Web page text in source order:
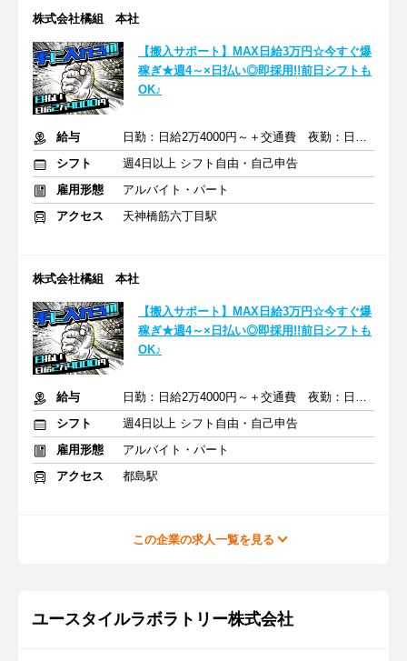
株式会社橘組 本社
【搬入サポート】MAX日給3万円☆今すぐ爆
稼ぎ★週4～×日払い◎即採用!!前日シフトも
OK♪
給与
日勤：日給2万4000円～＋交通費 夜勤：日給3万円～＋交通費
シフト
週4日以上 シフト自由・自己申告
雇用形態
アルバイト・パート
アクセス
天神橋筋六丁目駅
株式会社橘組 本社
【搬入サポート】MAX日給3万円☆今すぐ爆
稼ぎ★週4～×日払い◎即採用!!前日シフトも
OK♪
給与
日勤：日給2万4000円～＋交通費 夜勤：日給3万円～＋交通費
シフト
週4日以上 シフト自由・自己申告
雇用形態
アルバイト・パート
アクセス
都島駅
この企業の求人一覧を見る
ユースタイルラボラトリー株式会社